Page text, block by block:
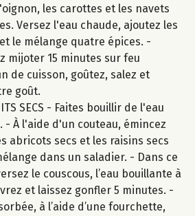
les carottes et les navets
Versez l'eau chaude, ajoutez les
le mélange quatre épices. -
mijoter 15 minutes sur feu
de cuisson, goûtez, salez et
goût.
SECS - Faites bouillir de l'eau
- À l'aide d'un couteau, émincez
abricots secs et les raisins secs
dans un saladier. - Dans ce
le couscous, l’eau bouillante à
et laissez gonfler 5 minutes. -
à l’aide d’une fourchette,